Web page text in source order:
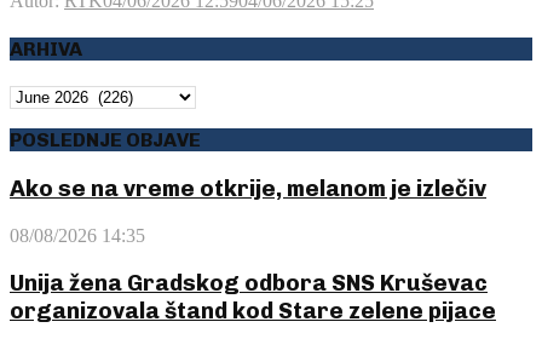
ARHIVA
ARHIVA
POSLEDNJE OBJAVE
Ako se na vreme otkrije, melanom je izlečiv
08/08/2026 14:35
Unija žena Gradskog odbora SNS Kruševac
organizovala štand kod Stare zelene pijace